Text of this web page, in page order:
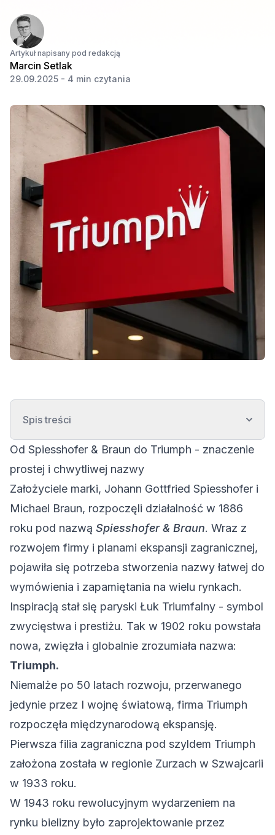
Artykuł napisany pod redakcją
Marcin Setlak
29.09.2025 - 4 min czytania
Spis treści
Od Spiesshofer & Braun do Triumph - znaczenie
prostej i chwytliwej nazwy
Założyciele marki, Johann Gottfried Spiesshofer i
Michael Braun, rozpoczęli działalność w 1886
roku pod nazwą Spiesshofer & Braun. Wraz z
rozwojem firmy i planami ekspansji zagranicznej,
pojawiła się potrzeba stworzenia nazwy łatwej do
wymówienia i zapamiętania na wielu rynkach.
Inspiracją stał się paryski Łuk Triumfalny - symbol
zwycięstwa i prestiżu. Tak w 1902 roku powstała
nowa, zwięzła i globalnie zrozumiała nazwa:
Triumph.
Niemalże po 50 latach rozwoju, przerwanego
jedynie przez I wojnę światową, firma Triumph
rozpoczęła międzynarodową ekspansję.
Pierwsza filia zagraniczna pod szyldem Triumph
założona została w regionie Zurzach w Szwajcarii
w 1933 roku.
W 1943 roku rewolucyjnym wydarzeniem na
rynku bielizny było zaprojektowanie przez